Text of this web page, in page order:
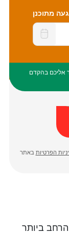
מתוכנן
אליכם בהקדם
הפרטיות באתר
ביותר